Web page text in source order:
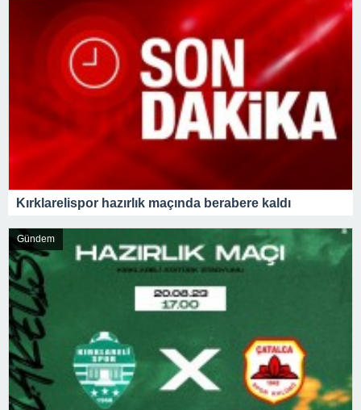
Kırklarelispor hazırlık maçında berabere kaldı
Gündem